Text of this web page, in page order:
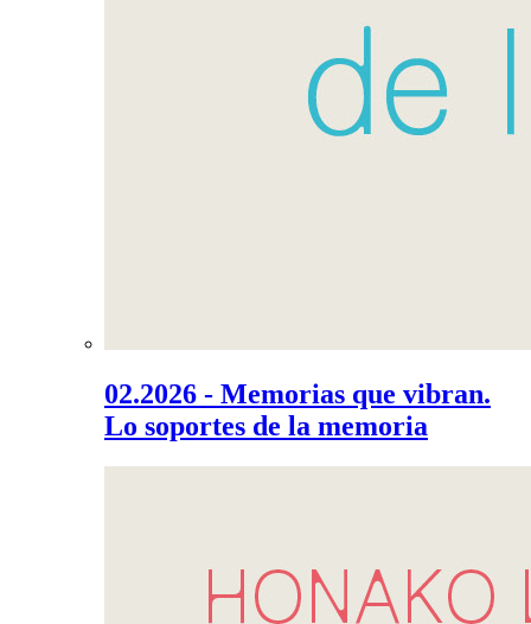
02.2026 - Memorias que vibran.
Lo soportes de la memoria